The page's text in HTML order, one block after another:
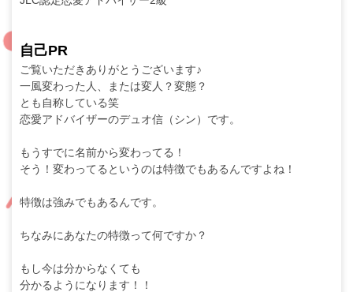
自己PR
ご覧いただきありがとうございます♪
一風変わった人、または変人？変態？
とも自称している笑
恋愛アドバイザーのデュオ信（シン）です。
もうすでに名前から変わってる！
そう！変わってるというのは特徴でもあるんですよね！
特徴は強みでもあるんです。
ちなみにあなたの特徴って何ですか？
もし今は分からなくても
分かるようになります！！